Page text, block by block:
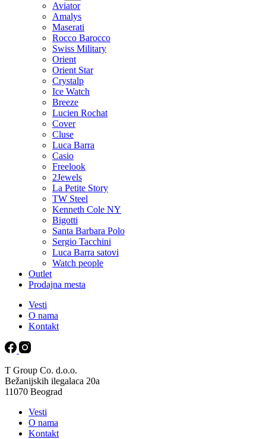
Aviator
Amalys
Maserati
Rocco Barocco
Swiss Military
Orient
Orient Star
Crystalp
Ice Watch
Breeze
Lucien Rochat
Cover
Cluse
Luca Barra
Casio
Freelook
2Jewels
La Petite Story
TW Steel
Kenneth Cole NY
Bigotti
Santa Barbara Polo
Sergio Tacchini
Luca Barra satovi
Watch people
Outlet
Prodajna mesta
Vesti
O nama
Kontakt
T Group Co. d.o.o.
Bežanijskih ilegalaca 20a
11070 Beograd
Vesti
O nama
Kontakt